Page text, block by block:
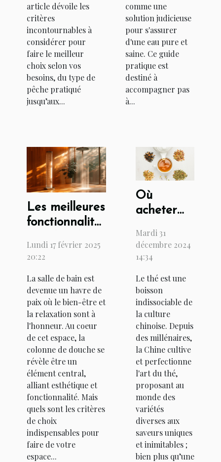
article dévoile les
critères
incontournables à
considérer pour
faire le meilleur
choix selon vos
besoins, du type de
pêche pratiqué
jusqu’aux...
comme une
solution judicieuse
pour s'assurer
d'une eau pure et
saine. Ce guide
pratique est
destiné à
accompagner pas
à...
Les meilleures
fonctionnalités
dans une
douche
Lundi 17 février 2025
20:22
La salle de bain est
devenue un havre de
paix où le bien-être et
la relaxation sont à
l'honneur. Au coeur
de cet espace, la
colonne de douche se
révèle être un
élément central,
alliant esthétique et
fonctionnalité. Mais
quels sont les critères
de choix
indispensables pour
faire de votre
espace...
Où
acheter
meilleurs
thés de
Mardi 31
décembre 2024
14:34
Le thé est une
boisson
indissociable de
la culture
chinoise. Depuis
des millénaires,
la Chine cultive
et perfectionne
l'art du thé,
proposant au
monde des
variétés
diverses aux
saveurs uniques
et inimitables ;
bien plus qu’une